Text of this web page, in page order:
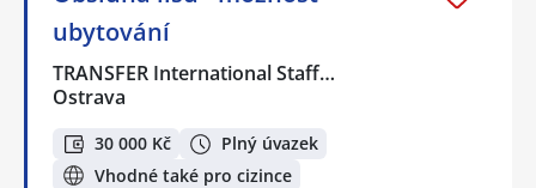
ubytování
TRANSFER International Staff…
Ostrava
30 000 Kč
Plný úvazek
Vhodné také pro cizince